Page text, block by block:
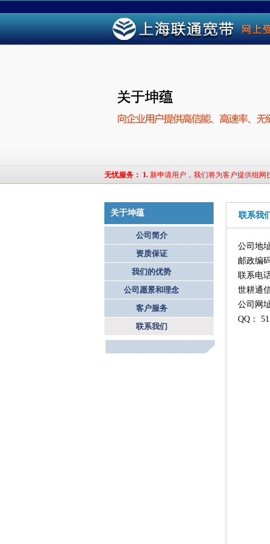
无忧服务 ： 1. 新申请用户，我们将为客户提供组网
关于坤蕴
公司简介
资质保证
我们的优势
公司愿景和理念
客户服务
联系我们
联系我
公司
邮政编
联系
世耕通
公司网
QQ：